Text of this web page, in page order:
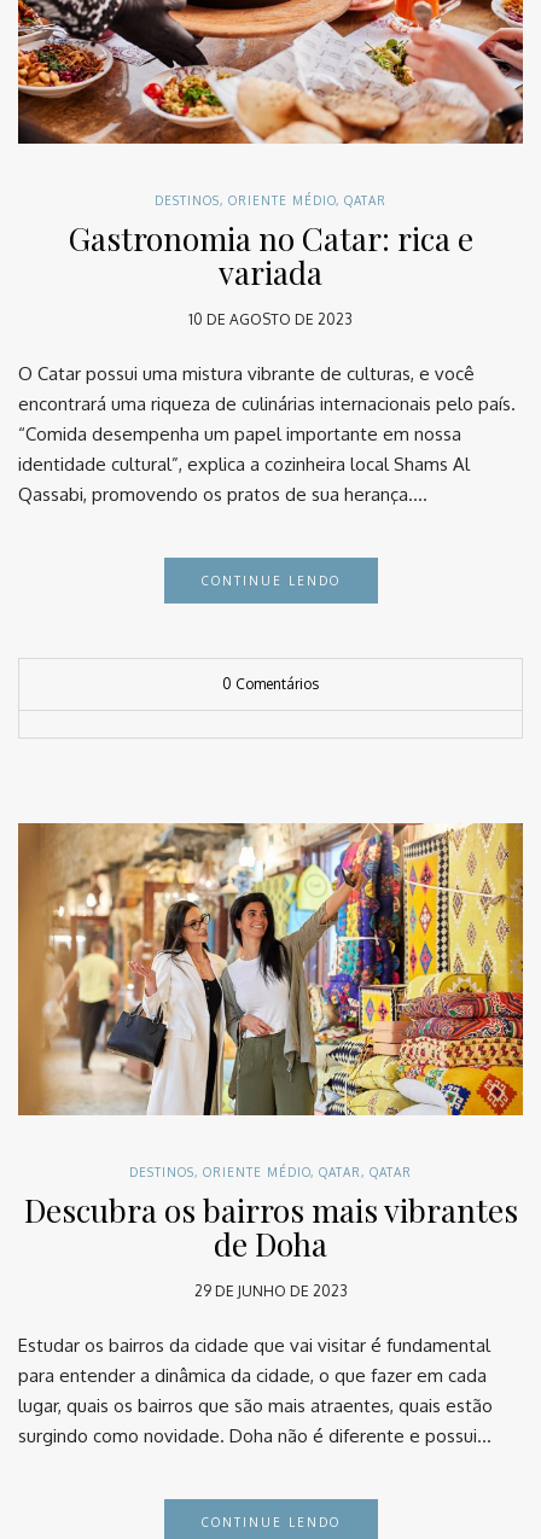
DESTINOS, ORIENTE MÉDIO, QATAR
Gastronomia no Catar: rica e
variada
10 DE AGOSTO DE 2023
O Catar possui uma mistura vibrante de culturas, e você
encontrará uma riqueza de culinárias internacionais pelo país.
“Comida desempenha um papel importante em nossa
identidade cultural”, explica a cozinheira local Shams Al
Qassabi, promovendo os pratos de sua herança….
CONTINUE LENDO
0 Comentários
DESTINOS, ORIENTE MÉDIO, QATAR, QATAR
Descubra os bairros mais vibrantes
de Doha
29 DE JUNHO DE 2023
Estudar os bairros da cidade que vai visitar é fundamental
para entender a dinâmica da cidade, o que fazer em cada
lugar, quais os bairros que são mais atraentes, quais estão
surgindo como novidade. Doha não é diferente e possui…
CONTINUE LENDO